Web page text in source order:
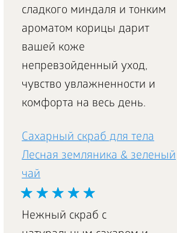
сладкого миндаля и тонким
ароматом корицы дарит
вашей коже
непревзойденный уход,
чувство увлажненности и
комфорта на весь день.
Сахарный скраб для тела
Лесная земляника & зеленый
чай
Нежный скраб с